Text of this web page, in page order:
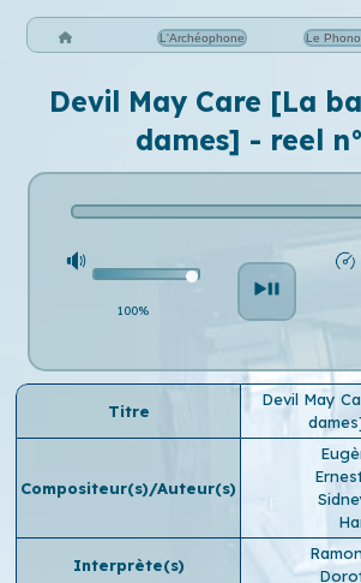
L'Archéophone Le
Devil May Care [La
dames] - reel
100%
Titre
Devil May
Compositeur(s)/Auteur(s)
Interprète(s)